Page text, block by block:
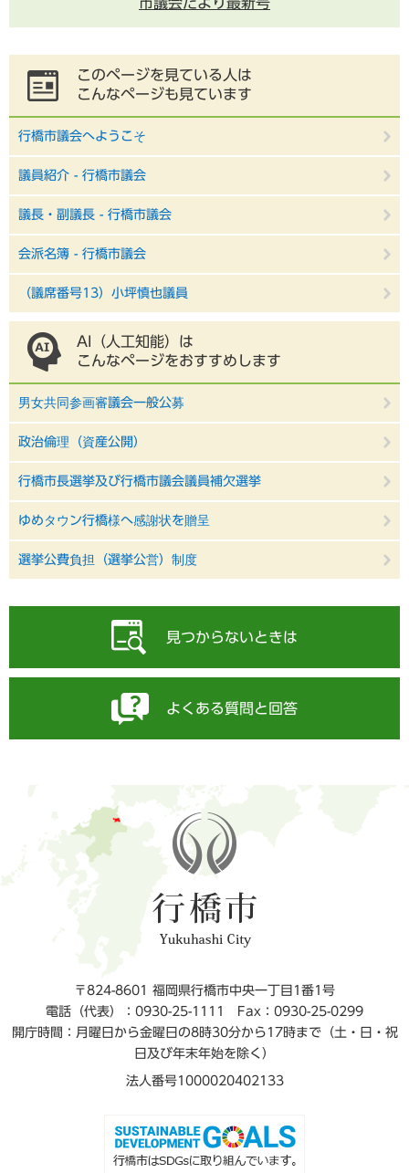
このページを見ている人は
こんなページも見ています
行橋市議会へようこそ
議員紹介 - 行橋市議会
議長・副議長 - 行橋市議会
会派名簿 - 行橋市議会
（議席番号13）小坪慎也議員
AI（人工知能）は
こんなページをおすすめします
男女共同参画審議会一般公募
政治倫理（資産公開）
行橋市長選挙及び行橋市議会議員補欠選挙
ゆめタウン行橋様へ感謝状を贈呈
選挙公費負担（選挙公営）制度
見つからないときは
よくある質問と回答
〒824-8601 福岡県行橋市中央一丁目1番1号
電話（代表）：0930-25-1111
Fax：0930-25-0299
開庁時間：月曜日から金曜日の8時30分から17時まで（土・日・祝
日及び年末年始を除く）
法人番号1000020402133